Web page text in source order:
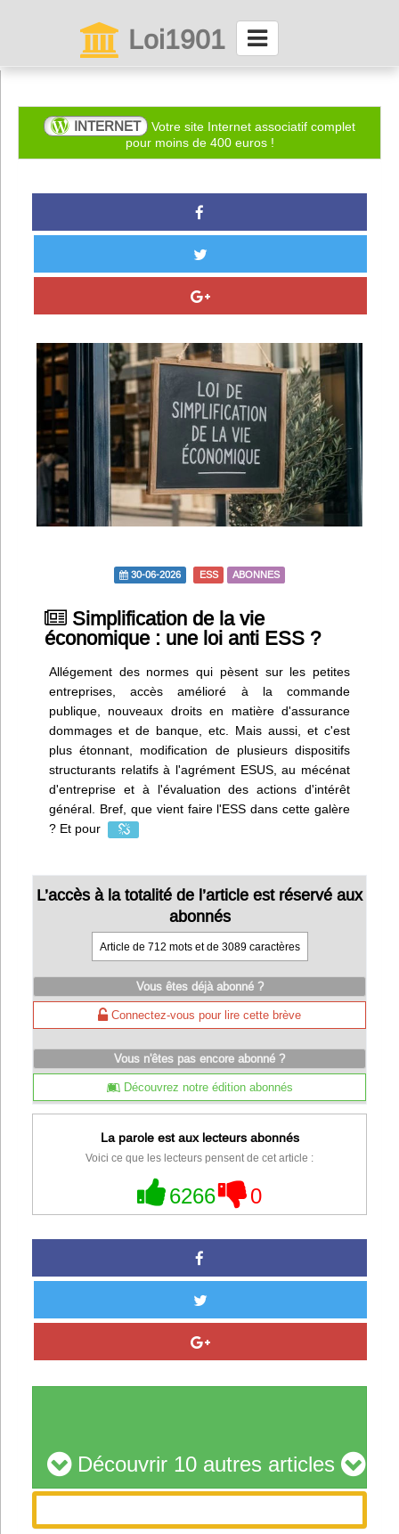
Loi1901
Connexion
Partager
VieAsso
Infos
Divers
Abo Lettrasso
Désabo Lettrasso
Nous contacter
INTERNET
Votre site Internet associatif complet
pour moins de 400 euros !
30-06-2026 ESS ABONNES
Simplification de la vie
économique : une loi anti ESS ?
Allégement des normes qui pèsent sur les petites
entreprises, accès amélioré à la commande
publique, nouveaux droits en matière d'assurance
dommages et de banque, etc. Mais aussi, et c'est
plus étonnant, modification de plusieurs dispositifs
structurants relatifs à l'agrément ESUS, au mécénat
d'entreprise et à l'évaluation des actions d'intérêt
général. Bref, que vient faire l'ESS dans cette galère
? Et pour
L’accès à la totalité de l’article est réservé aux
abonnés
Article de 712 mots et de 3089 caractères
Vous êtes déjà abonné ?
Connectez-vous pour lire cette brève
Vous n'êtes pas encore abonné ?
Découvrez notre édition abonnés
La parole est aux lecteurs abonnés
Voici ce que les lecteurs pensent de cet article :
6266 0
Découvrir 10 autres articles